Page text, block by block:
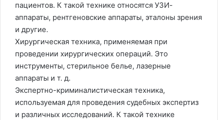
пациентов. К такой технике относятся УЗИ-
аппараты, рентгеновские аппараты, эталоны зрения
и другие.
Хирургическая техника, применяемая при
проведении хирургических операций. Это
инструменты, стерильное белье, лазерные
аппараты и т. д.
Экспертно-криминалистическая техника,
используемая для проведения судебных экспертиз
и различных исследований. К такой технике